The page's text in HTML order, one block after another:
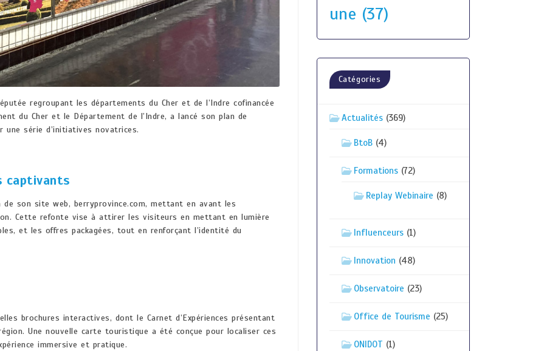
regroupant les départements du Cher et de l’Indre cofinancée
du Cher et le Département de l’Indre, a lancé son plan de
une série d’initiatives novatrices.
captivants
son site web, berryprovince.com, mettant en avant les
Cette refonte vise à attirer les visiteurs en mettant en lumière
et les offres packagées, tout en renforçant l’identité du
brochures interactives, dont le Carnet d’Expériences présentant
Une nouvelle carte touristique a été conçue pour localiser ces
immersive et pratique.
une (37)
Catégories
Actualités(369)
BtoB(4)
Formations(72)
Replay Webinaire (8)
Influenceurs(1)
Innovation (48)
Observatoire (23)
Office de Tourisme (25)
ONIDOT (1)